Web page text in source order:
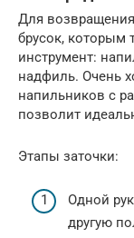
Для
брусок, которым
инструмент:
надфиль. Очень
напильников с
позволит
Этапы заточки:
Одной
другую